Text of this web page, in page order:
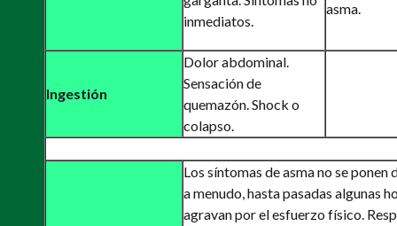
inmediatos.
asma.
Ingestión
Dolor abdominal.
Sensación de
quemazón. Shock o
colapso.
Los síntomas de asma no se ponen
a menudo, hasta pasadas algunas
agravan por el esfuerzo físico.